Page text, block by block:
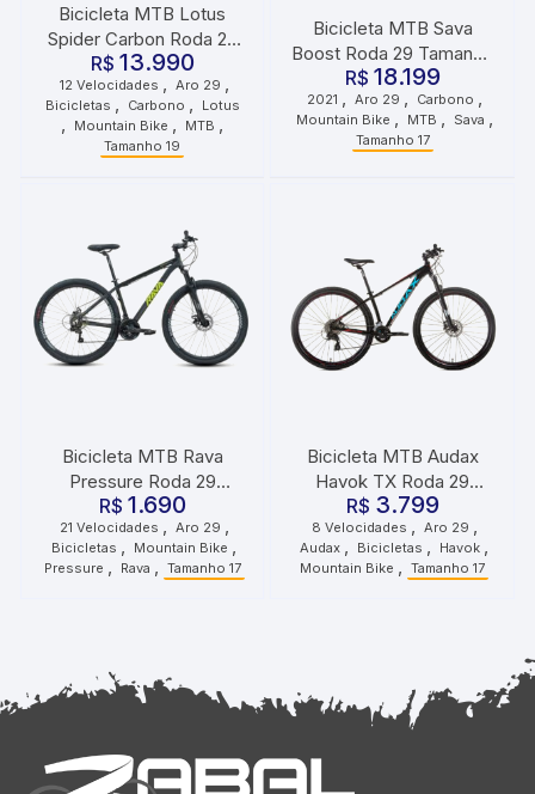
Bicicleta MTB Lotus
Spider Carbon Roda 29
Tamanho 19 12
Velocidades Vermelho
Preto
R$ 13.990
12 Velocidades Aro 29
Bicicletas Carbono Lotus
Mountain Bike MTB
Tamanho 19
Bicicleta MTB Sava
Boost Roda 29 Tamanho
17 2021 Preto Grafite
R$ 18.199
2021 , Aro 29 , Carbono ,
Mountain Bike , MTB , Sava ,
Tamanho 17
Bicicleta MTB Rava
Pressure Roda 29
Tamanho 17 21
Velocidades Preto Verde
R$ 1.690
21 Velocidades , Aro 29 ,
Bicicletas , Mountain Bike ,
Pressure , Rava , Tamanho 17
Bicicleta MTB Audax
Havok TX Roda 29
Tamanho 17 8
Velocidades Preta
R$ 3.799
8 Velocidades , Aro 29 ,
Audax , Bicicletas , Havok ,
Mountain Bike , Tamanho 17